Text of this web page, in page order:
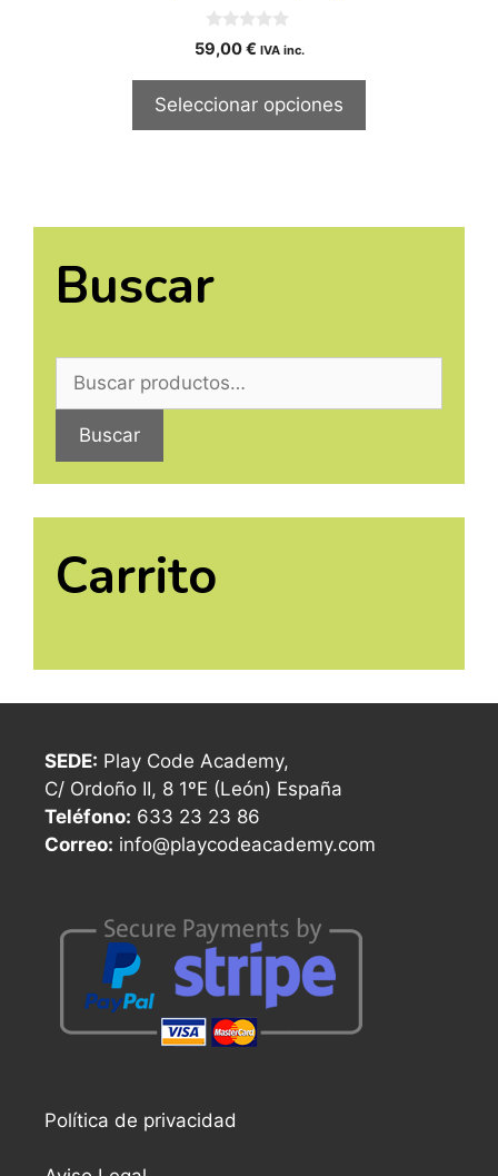
0
d
59,00€ IVA inc.
Seleccionar opciones
Buscar
Buscar
Carrito
SEDE: Play Code Academy,
C/ Ordoño II, 8 1ºE (León) España
Teléfono: 633 23 23 86
Correo: info@playcodeacademy.com
Política de privacidad